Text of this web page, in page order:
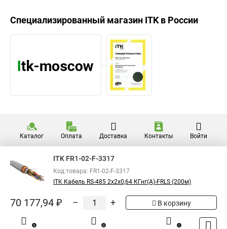
Специализированный магазин ITKв России
Каталог Оплата Доставка Контакты Войти
ITK FR1-02-F-3317
Код товара: FR1-02-F-3317
ITK Кабель RS-485 2х2х0,64 КГнг(А)-FRLS (200м)
70 177,94 ₽ – + В корзину
0 0 1